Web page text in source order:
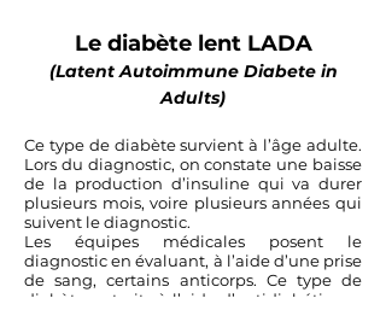
Le diabète lent LADA
(Latent Autoimmune Diabete in
Adults)
Ce type de diabète survient à l’âge adulte.
Lors du diagnostic, on constate une baisse
de la production d’insuline qui va durer
plusieurs mois, voire plusieurs années qui
suivent le diagnostic.
Les équipes médicales posent le
diagnostic en évaluant, à l’aide d’une prise
de sang, certains anticorps. Ce type de
diabète se traite à l’aide d’antidiabétiques